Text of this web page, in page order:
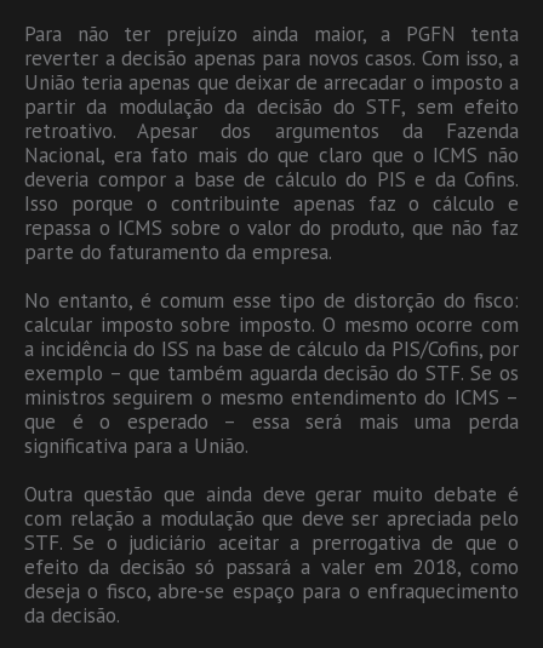
Para não ter prejuízo ainda maior, a PGFN tenta
reverter a decisão apenas para novos casos. Com isso, a
União teria apenas que deixar de arrecadar o imposto a
partir da modulação da decisão do STF, sem efeito
retroativo. Apesar dos argumentos da Fazenda
Nacional, era fato mais do que claro que o ICMS não
deveria compor a base de cálculo do PIS e da Cofins.
Isso porque o contribuinte apenas faz o cálculo e
repassa o ICMS sobre o valor do produto, que não faz
parte do faturamento da empresa.
No entanto, é comum esse tipo de distorção do fisco:
calcular imposto sobre imposto. O mesmo ocorre com
a incidência do ISS na base de cálculo da PIS/Cofins, por
exemplo – que também aguarda decisão do STF. Se os
ministros seguirem o mesmo entendimento do ICMS –
que é o esperado – essa será mais uma perda
significativa para a União.
Outra questão que ainda deve gerar muito debate é
com relação a modulação que deve ser apreciada pelo
STF. Se o judiciário aceitar a prerrogativa de que o
efeito da decisão só passará a valer em 2018, como
deseja o fisco, abre-se espaço para o enfraquecimento
da decisão.